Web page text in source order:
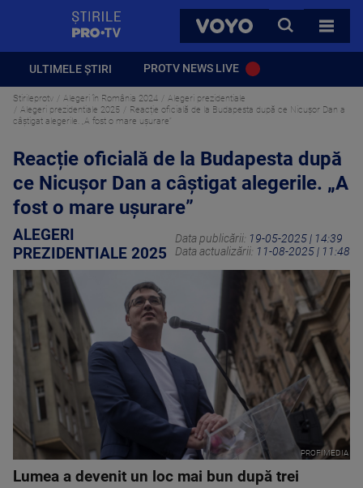
VOYO
CAUTA
TOATE
ULTIMELE ȘTIRI PROTV NEWS LIVE
Stirileprotv Alegeri în România 2024
Alegeri prezidentiale
Alegeri prezidentiale 2025
Reacție oficială de la Budapesta după ce Nicușor Dan a
câștigat alegerile. „A fost o mare uşurare”
Reacție oficială de la Budapesta după
ce Nicușor Dan a câștigat alegerile. „A
fost o mare uşurare”
ALEGERI
PREZIDENTIALE 2025
Data publicării: 19-05-2025 | 14:39
Data actualizării: 11-08-2025 | 11:48
PROFIMEDIA
Lumea a devenit un loc mai bun după trei